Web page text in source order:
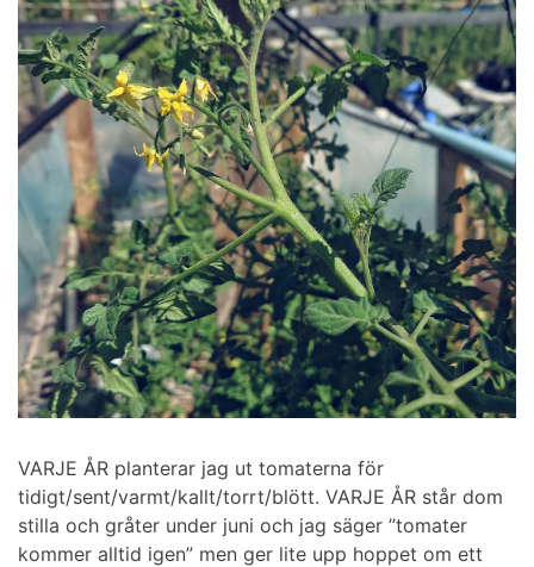
VARJE ÅR planterar jag ut tomaterna för
tidigt/sent/varmt/kallt/torrt/blött. VARJE ÅR står dom
stilla och gråter under juni och jag säger ”tomater
kommer alltid igen” men ger lite upp hoppet om ett